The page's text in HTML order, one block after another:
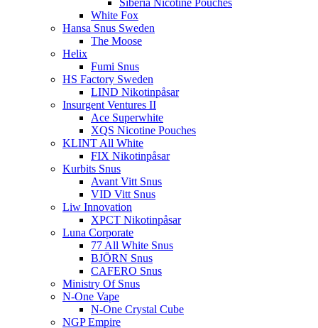
Siberia Nicotine Pouches
White Fox
Hansa Snus Sweden
The Moose
Helix
Fumi Snus
HS Factory Sweden
LIND Nikotinpåsar
Insurgent Ventures II
Ace Superwhite
XQS Nicotine Pouches
KLINT All White
FIX Nikotinpåsar
Kurbits Snus
Avant Vitt Snus
VID Vitt Snus
Liw Innovation
XPCT Nikotinpåsar
Luna Corporate
77 All White Snus
BJÖRN Snus
CAFERO Snus
Ministry Of Snus
N-One Vape
N-One Crystal Cube
NGP Empire